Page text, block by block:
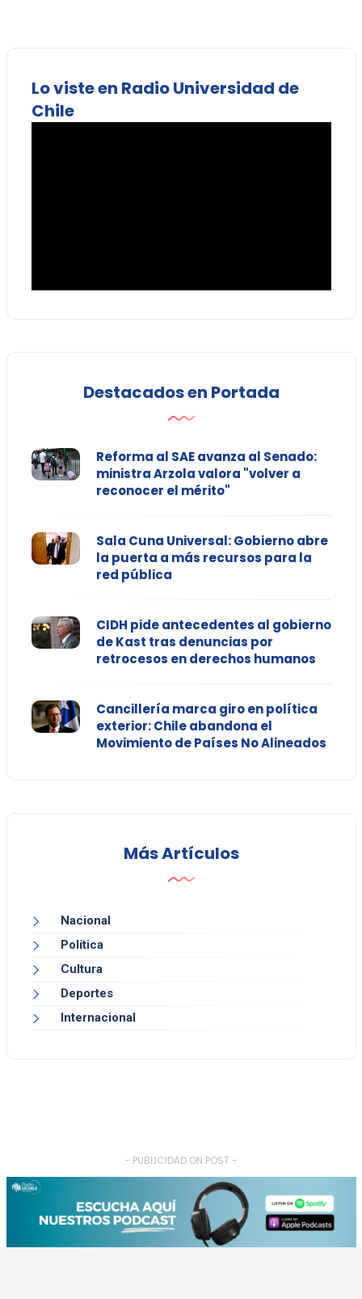
Lo viste en Radio Universidad de
Chile
Destacados en Portada
Reforma al SAE avanza al Senado:
ministra Arzola valora "volver a
reconocer el mérito"
Sala Cuna Universal: Gobierno abre
la puerta a más recursos para la
red pública
CIDH pide antecedentes al gobierno
de Kast tras denuncias por
retrocesos en derechos humanos
Cancillería marca giro en política
exterior: Chile abandona el
Movimiento de Países No Alineados
Más Artículos
Nacional
Política
Cultura
Deportes
Internacional
- PUBLICIDAD ON POST -